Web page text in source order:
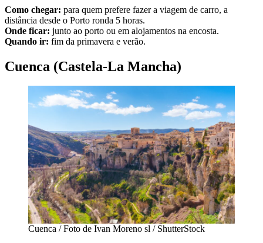
Como chegar: para quem prefere fazer a viagem de carro, a
distância desde o Porto ronda 5 horas.
Onde ficar: junto ao porto ou em alojamentos na encosta.
Quando ir: fim da primavera e verão.
Cuenca (Castela-La Mancha)
Cuenca / Foto de Ivan Moreno sl / ShutterStock